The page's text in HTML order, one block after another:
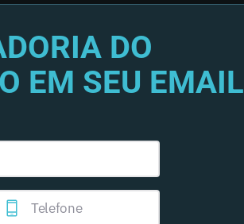
DO
EM SEU EMAIL